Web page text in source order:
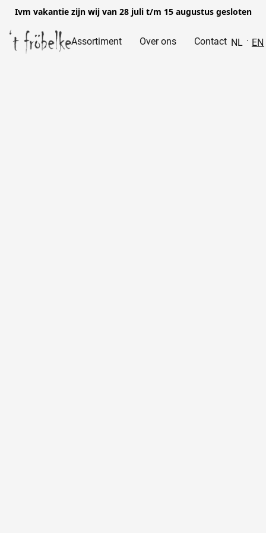
Ivm vakantie zijn wij van 28 juli t/m 15 augustus gesloten
Assortiment Over ons Contact NL EN